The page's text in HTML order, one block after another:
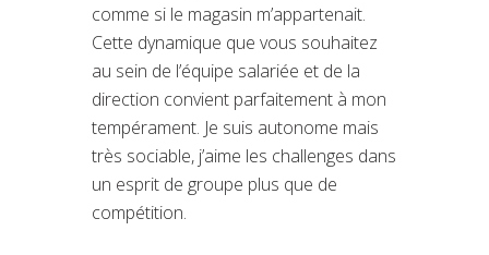
comme si le magasin m’appartenait.
Cette dynamique que vous souhaitez
au sein de l’équipe salariée et de la
direction convient parfaitement à mon
tempérament. Je suis autonome mais
très sociable, j’aime les challenges dans
un esprit de groupe plus que de
compétition.